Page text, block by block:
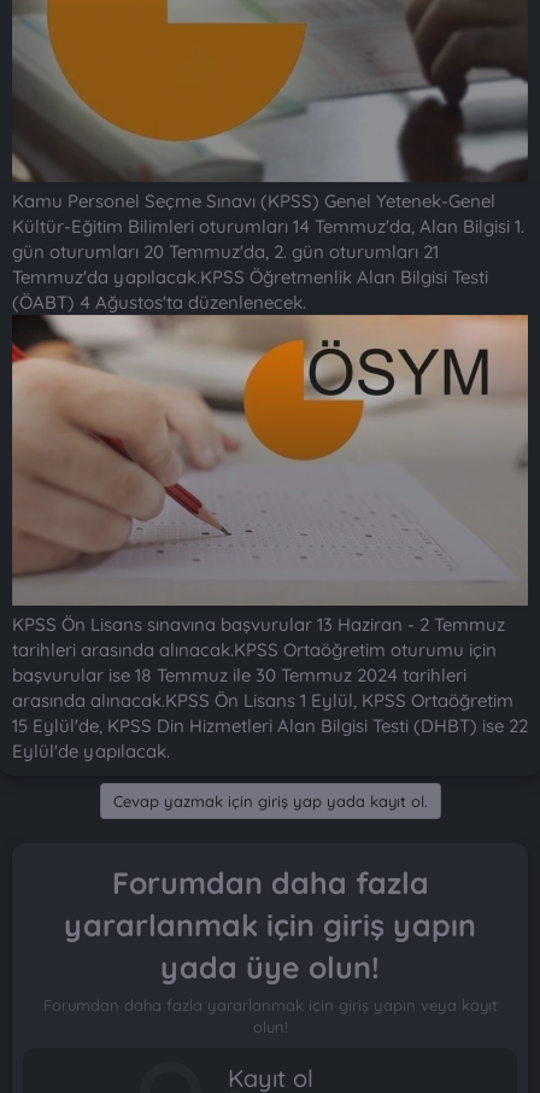
Kamu Personel Seçme Sınavı (KPSS) Genel Yetenek-Genel
Kültür-Eğitim Bilimleri oturumları 14 Temmuz'da, Alan Bilgisi 1.
gün oturumları 20 Temmuz'da, 2. gün oturumları 21
Temmuz'da yapılacak.KPSS Öğretmenlik Alan Bilgisi Testi
(ÖABT) 4 Ağustos'ta düzenlenecek.
KPSS Ön Lisans sınavına başvurular 13 Haziran - 2 Temmuz
tarihleri arasında alınacak.KPSS Ortaöğretim oturumu için
başvurular ise 18 Temmuz ile 30 Temmuz 2024 tarihleri
arasında alınacak.KPSS Ön Lisans 1 Eylül, KPSS Ortaöğretim
15 Eylül'de, KPSS Din Hizmetleri Alan Bilgisi Testi (DHBT) ise 22
Eylül'de yapılacak.
Cevap yazmak için giriş yap yada kayıt ol.
Forumdan daha fazla
yararlanmak için giriş yapın
yada üye olun!
Forumdan daha fazla yararlanmak için giriş yapın veya kayıt
olun!
Kayıt ol